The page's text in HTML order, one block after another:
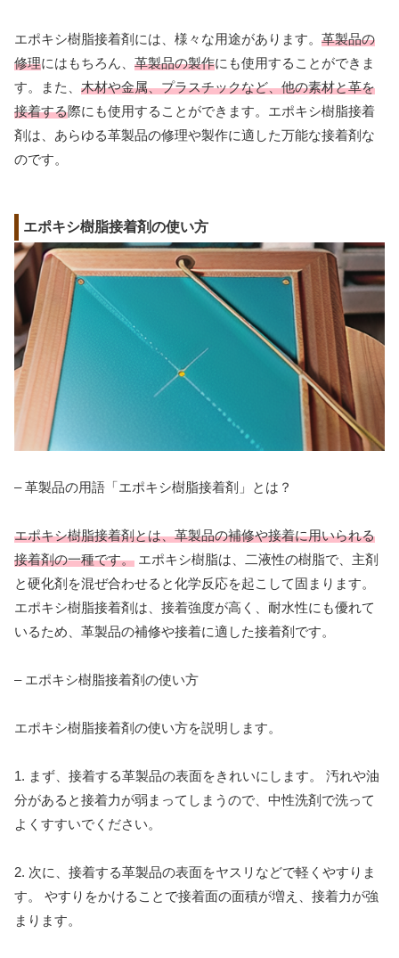
エポキシ樹脂接着剤には、様々な用途があります。 革製品の
修理にはもちろん、 革製品の製作にも使用することができま
す。また、 木材や金属、プラスチックなど、他の素材と革を
接着する際にも使用することができます。エポキシ樹脂接着
剤は、あらゆる革製品の修理や製作に適した万能な接着剤な
のです。
エポキシ樹脂接着剤の使い方
– 革製品の用語「エポキシ樹脂接着剤」とは？
エポキシ樹脂接着剤とは、革製品の補修や接着に用いられる
接着剤の一種です。 エポキシ樹脂は、二液性の樹脂で、主剤
と硬化剤を混ぜ合わせると化学反応を起こして固まります。
エポキシ樹脂接着剤は、接着強度が高く、耐水性にも優れて
いるため、革製品の補修や接着に適した接着剤です。
– エポキシ樹脂接着剤の使い方
エポキシ樹脂接着剤の使い方を説明します。
1. まず、接着する革製品の表面をきれいにします。 汚れや油
分があると接着力が弱まってしまうので、中性洗剤で洗って
よくすすいでください。
2. 次に、接着する革製品の表面をヤスリなどで軽くやすりま
す。 やすりをかけることで接着面の面積が増え、接着力が強
まります。